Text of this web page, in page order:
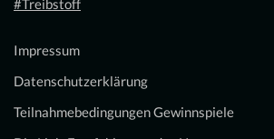
#Treibstoff
Impressum
Datenschutzerklärung
Teilnahmebedingungen Gewinnspiele